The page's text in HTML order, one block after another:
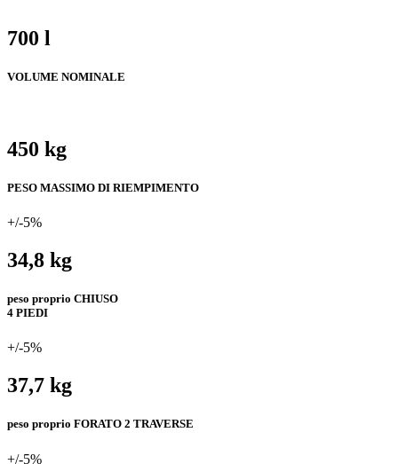
700 l
VOLUME NOMINALE
450 kg
PESO MASSIMO DI RIEMPIMENTO
+/-5%
34,8 kg
peso proprio CHIUSO
4 PIEDI
+/-5%
37,7 kg
peso proprio FORATO 2 TRAVERSE
+/-5%